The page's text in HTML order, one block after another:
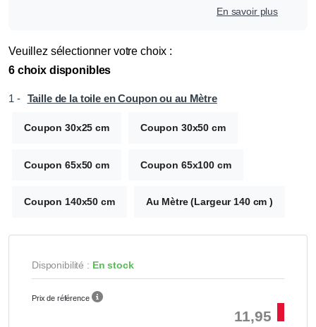
En savoir plus
Veuillez sélectionner votre choix :
6 choix disponibles
1 - Taille de la toile en Coupon ou au Mètre
Coupon 30x25 cm Coupon 30x50 cm
Coupon 65x50 cm Coupon 65x100 cm
Coupon 140x50 cm Au Mètre (Largeur 140 cm )
Disponibilité : En stock
Prix de référence
11,95